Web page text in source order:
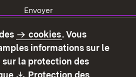
Envoyer
Déclaration sur
l'accessibilité
Signaler un lien brisé
cookies. Vous
informations sur le
la protection des
Download:
Protection des